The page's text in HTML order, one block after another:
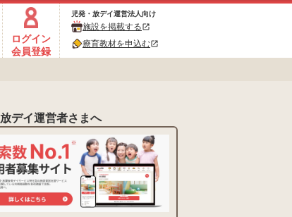
ログイン
会員登録
児発・放デイ運営法人向け
施設を掲載するopen_in_new
療育教材を申込むopen_in_new
デイ運営者さまへ